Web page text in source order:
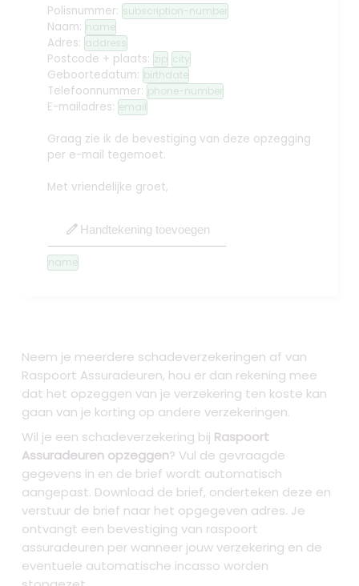
Polisnummer: subscription-number
Naam: name
Adres: address
Postcode + plaats: zip city
Geboortedatum: birthdate
Telefoonnummer: phone-number
E-mailadres: email
Graag zie ik de bevestiging van deze opzegging
per e-mail tegemoet.
Met vriendelijke groet,
edit Handtekening toevoegen
name
Neem je meerdere schadeverzekeringen af van
Raspoort Assuradeuren, hou er dan rekening mee
dat het opzeggen van je verzekering ten koste kan
gaan van je korting op andere verzekeringen.
Wil je een schadeverzekering bij Raspoort
Assuradeuren opzeggen? Vul de gevraagde
gegevens in en de brief wordt automatisch
aangepast. Download de brief, onderteken deze en
verstuur de brief naar het opgegeven adres. Je
ontvangt een bevestiging van raspoort
assuradeuren per wanneer jouw verzekering en de
eventuele automatische incasso worden